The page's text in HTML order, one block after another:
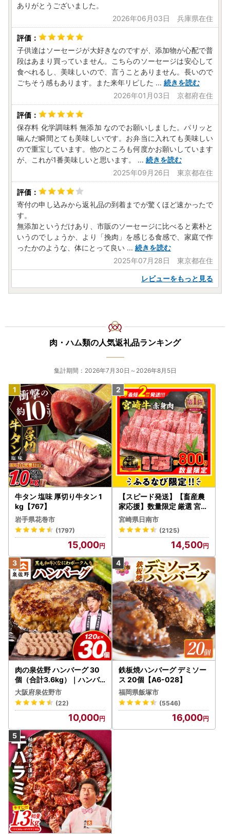
ありがとうございました。
2026年06月03日 兵庫県在住
子供達はソーセージが大好きなのですが、添加物が心配で普
段はあまり買っていません。こちらのソーセージは安心して
食べれるし、美味しいので、言うことありません。長いので
ごちそう感もあります。また来年リピした ... 続きを読む
2026年01月03日 京都府在住
保存料 化学調味料 無添加 なのでお願いしました。パリッと
噛んだ瞬間とても美味しいです。お弁当に入れても美味しい
ので重宝しています。他のところも何度かお願いしています
が、これが1番美味しいと思います。
... 続きを読む
2025年09月26日 東京都在住
寄付の申し込みから返礼品の到着までが驚くほど速かったで
す。
無添加というだけあり、市販のソーセージに比べると素朴と
いうのでしょうか、より「挽肉」を感じる食感で、家庭で作
ったかのような、体にとって良い ... 続きを読む
2025年07月28日 東京都在住
レビューをもっと見る
肉・ハム類の人気返礼品ランキング
集計期間：2026年7月30日～2026年8月5日
牛タン 塩味 厚切り牛タン 1
kg【767】
岩手県花巻市
(1797)
15,000
【スピード発送】【畜産農
家応援】数量限定 厳選 宮崎
牛 赤身 焼肉 計800g FN-Li
mited-PR_BDV5-26-2W
宮崎県日南市
(2125)
14,500
肉の泉佐野 ハンバーグ 30
個（合計3.6kg）｜ハンバ
ーグ 訳あり 黒毛和牛×なに
わポーク
大阪府泉佐野市
(22)
10,000
鉄板焼ハンバーグ デミソー
ス 20個【A6-028】
福岡県飯塚市
(5546)
16,000